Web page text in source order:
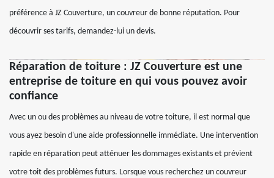
préférence à JZ Couverture, un couvreur de bonne réputation. Pour
découvrir ses tarifs, demandez-lui un devis.
Réparation de toiture : JZ Couverture est une
entreprise de toiture en qui vous pouvez avoir
confiance
Avec un ou des problèmes au niveau de votre toiture, il est normal que
vous ayez besoin d'une aide professionnelle immédiate. Une intervention
rapide en réparation peut atténuer les dommages existants et prévient
votre toit des problèmes futurs. Lorsque vous recherchez un couvreur